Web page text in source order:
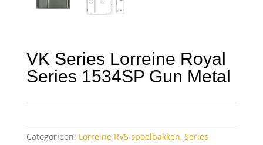
VK Series Lorreine Royal
Series 1534SP Gun Metal
Categorieën: Lorreine RVS spoelbakken, Series